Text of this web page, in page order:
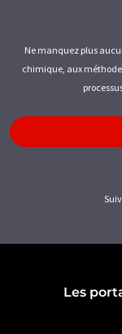
Ne manquez plus
chimique, aux
Les